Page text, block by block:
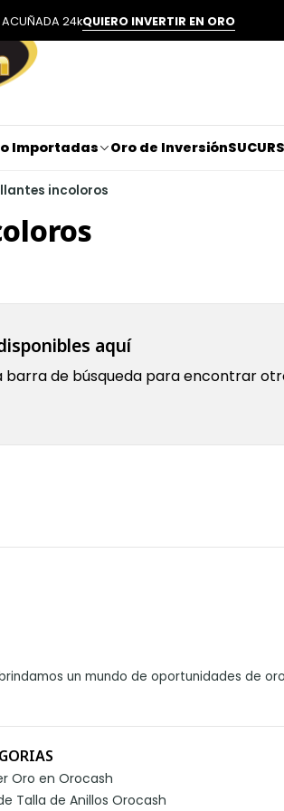
Importadas Oro de Inversión
24kQUIERO INVERTIR EN ORO
incoloros
aquí
barra de búsqueda para encontrar
un mundo de oportunidades de
Oro en Orocash
Talla de Anillos Orocash